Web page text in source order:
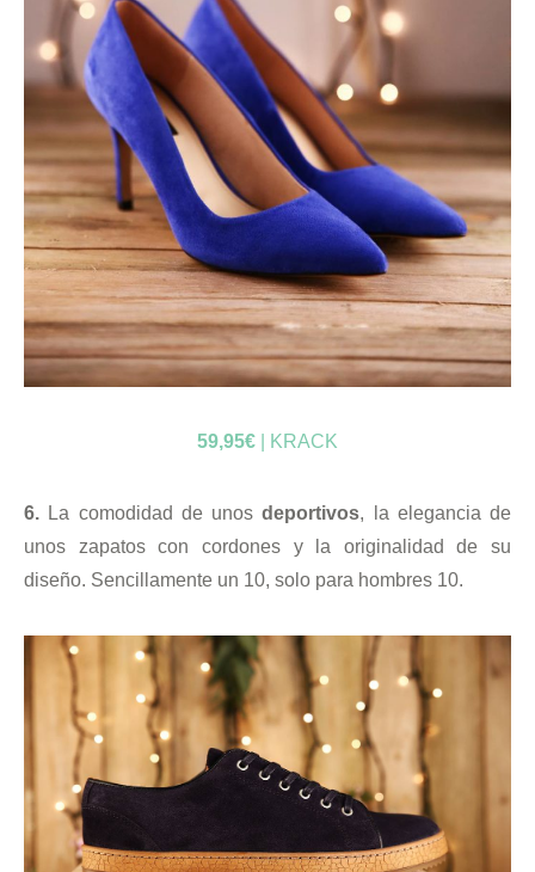
59,95€ | KRACK
6. La comodidad de unosdeportivos, la elegancia de
unos zapatos con cordones y la originalidad de su
diseño. Sencillamente un 10, solo para hombres 10.